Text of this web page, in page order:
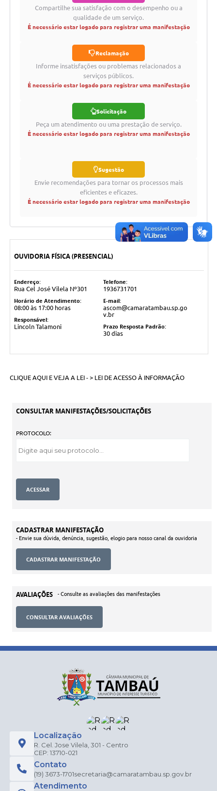
Compartilhe sua satisfação com o desempenho ou a
qualidade de um serviço.
É necessário estar logado para registrar uma manifestação
Reclamação
Informe insatisfações ou problemas relacionados a
serviços públicos.
É necessário estar logado para registrar uma manifestação
Solicitação
Peça um atendimento ou uma prestação de serviço.
É necessário estar logado para registrar uma manifestação
Sugestão
Envie recomendações para tornar os processos mais
eficientes e eficazes.
É necessário estar logado para registrar uma manifestação
OUVIDORIA FÍSICA (PRESENCIAL)
Endereço:
Rua Cel José Vilela Nº301
Horário de Atendimento:
08:00 às 17:00 horas
Responsável:
Lincoln Talamoni
Telefone:
1936731701
E-mail:
ascom@camaratambau.sp.go
v.br
Prazo Resposta Padrão:
30 dias
CLIQUE AQUI E VEJA A LEI - > LEI DE ACESSO À INFORMAÇÃO
CONSULTAR MANIFESTAÇÕES/SOLICITAÇÕES
PROTOCOLO:
CADASTRAR MANIFESTAÇÃO
- Envie sua dúvida, denúncia, sugestão, elogio para nosso canal da ouvidoria
AVALIAÇÕES - Consulte as avaliações das manifestações
CONSULTAR AVALIAÇÕES
Localização
R. Cel. Jose Vilela, 301 - Centro
CEP: 13710-021
Contato
(19) 3673-1701secretaria@camaratambau.sp.gov.br
Atendimento